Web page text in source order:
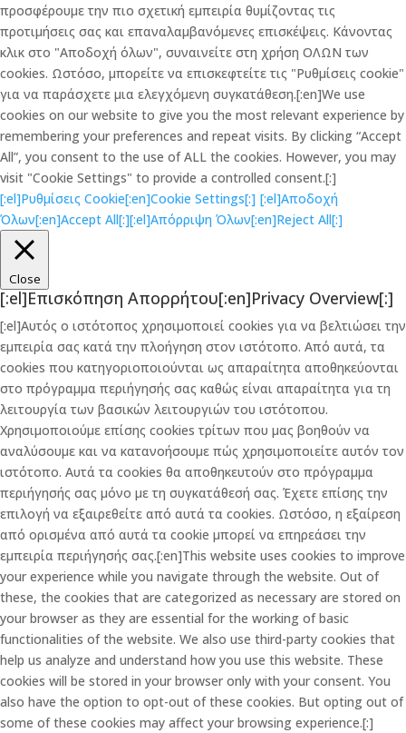
προσφέρουμε την πιο σχετική εμπειρία θυμίζοντας τις
προτιμήσεις σας και επαναλαμβανόμενες επισκέψεις. Κάνοντας
κλικ στο "Αποδοχή όλων", συναινείτε στη χρήση ΟΛΩΝ των
cookies. Ωστόσο, μπορείτε να επισκεφτείτε τις "Ρυθμίσεις cookie"
για να παράσχετε μια ελεγχόμενη συγκατάθεση.[:en]We use
cookies on our website to give you the most relevant experience by
remembering your preferences and repeat visits. By clicking “Accept
All”, you consent to the use of ALL the cookies. However, you may
visit "Cookie Settings" to provide a controlled consent.[:]
[:el]Ρυθμίσεις Cookie[:en]Cookie Settings[:] [:el]Αποδοχή
Όλων[:en]Accept All[:][:el]Απόρριψη Όλων[:en]Reject All[:]
Close
[:el]Επισκόπηση Απορρήτου[:en]Privacy Overview[:]
[:el]Αυτός ο ιστότοπος χρησιμοποιεί cookies για να βελτιώσει την
εμπειρία σας κατά την πλοήγηση στον ιστότοπο. Από αυτά, τα
cookies που κατηγοριοποιούνται ως απαραίτητα αποθηκεύονται
στο πρόγραμμα περιήγησής σας καθώς είναι απαραίτητα για τη
λειτουργία των βασικών λειτουργιών του ιστότοπου.
Χρησιμοποιούμε επίσης cookies τρίτων που μας βοηθούν να
αναλύσουμε και να κατανοήσουμε πώς χρησιμοποιείτε αυτόν τον
ιστότοπο. Αυτά τα cookies θα αποθηκευτούν στο πρόγραμμα
περιήγησής σας μόνο με τη συγκατάθεσή σας. Έχετε επίσης την
επιλογή να εξαιρεθείτε από αυτά τα cookies. Ωστόσο, η εξαίρεση
από ορισμένα από αυτά τα cookie μπορεί να επηρεάσει την
εμπειρία περιήγησής σας.[:en]This website uses cookies to improve
your experience while you navigate through the website. Out of
these, the cookies that are categorized as necessary are stored on
your browser as they are essential for the working of basic
functionalities of the website. We also use third-party cookies that
help us analyze and understand how you use this website. These
cookies will be stored in your browser only with your consent. You
also have the option to opt-out of these cookies. But opting out of
some of these cookies may affect your browsing experience.[:]